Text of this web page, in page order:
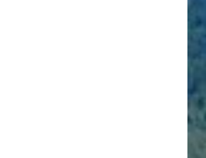
Другие рубрики